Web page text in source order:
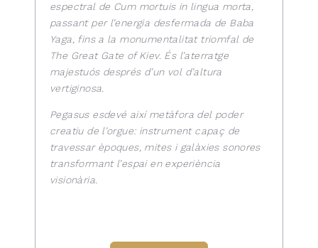
espectral de Cum mortuis in lingua morta,
passant per l’energia desfermada de Baba
Yaga, fins a la monumentalitat triomfal de
The Great Gate of Kiev. És l’aterratge
majestuós després d’un vol d’altura
vertiginosa.
Pegasus esdevé així metàfora del poder
creatiu de l’orgue: instrument capaç de
travessar èpoques, mites i galàxies sonores
transformant l’espai en experiència
visionària.